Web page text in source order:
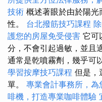
技術 概述著眼於由於陽
性。 台北撥筋技巧課程
護您的房屋免受侵害 它可
分，不會引起過敏，並且
通常是乾噴霧劑，幾乎可
學習按摩技巧課程 但是，
單。 專業會計事務所，
啡機，打造專業咖啡體驗